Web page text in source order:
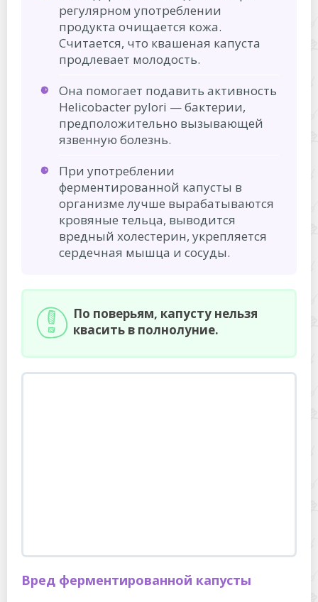
регулярном употреблении
продукта очищается кожа.
Считается, что квашеная капуста
продлевает молодость.
Она помогает подавить активность
Helicobacter pylori — бактерии,
предположительно вызывающей
язвенную болезнь.
При употреблении
ферментированной капусты в
организме лучше вырабатываются
кровяные тельца, выводится
вредный холестерин, укрепляется
сердечная мышца и сосуды.
По поверьям, капусту нельзя
квасить в полнолуние.
Вред ферментированной капусты